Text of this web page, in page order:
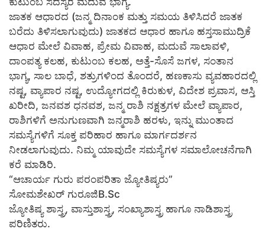
ಜಾತಕ ಆಧಾರದ (ಜನ್ಮ ದಿನಾಂಕ ಮತ್ತು ಸಮಯ ತಿಳಿಸಿದರೆ ಜಾತಕ
ಬರೆದು ತಿಳಿಸಲಾಗುವುದು) ಜಾತಕದ ಆಧಾರ ಹಾಗೂ ಹಸ್ತಸಾಮುದ್ರಿಕೆ
ಆಧಾರ ಮೇಲೆ ವಿವಾಹ, ಪ್ರೇಮ ವಿವಾಹ, ಮದುವೆ ಸಾಲಾವಳಿ,
ದಾಂಪತ್ಯ ಕಲಹ, ಕುಟುಂಬ ಕಲಹ, ಅತ್ತೆ-ಸೊಸೆ ಜಗಳ, ಸಂತಾನ
ಭಾಗ್ಯ, ಸಾಲ ಬಾಧೆ, ಶತ್ರುಗಳಿಂದ ತೊಂದರೆ, ಹಣಕಾಸು ವ್ಯವಹಾರದಲ್ಲಿ
ನಷ್ಟ, ವ್ಯಾಪಾರ ನಷ್ಟ, ಉದ್ಯೋಗದಲ್ಲಿ ಕಿರುಕುಳ, ವಿದೇಶ ಪ್ರವಾಸ, ಆಸ್ತಿ
ಖರೀದಿ, ಜನವಶ ಧನವಶ, ಜನ್ಮ ರಾಶಿ ನಕ್ಷತ್ರಗಳ ಮೇಲೆ ವ್ಯಾಪಾರ,
ರಾಶಿಗಳಿಗೆ ಅನುಗುಣವಾಗಿ ಜನ್ಮರಾಶಿ ಹರಳು, ಇನ್ನು ಮುಂತಾದ
ಸಮಸ್ಯೆಗಳಿಗೆ ಸೂಕ್ತ ಪರಿಹಾರ ಹಾಗೂ ಮಾರ್ಗದರ್ಶನ
ನೀಡಲಾಗುವುದು. ನಿಮ್ಮ ಯಾವುದೇ ಸಮಸ್ಯೆಗಳ ಸಮಾಲೋಚನೆಗಾಗಿ
ಕರೆ ಮಾಡಿರಿ.
“ಆಚಾರ್ಯ ಗುರು ಪರಂಪರಿತಾ ಜ್ಯೋತಿಷ್ಯರು”
ಸೋಮಶೇಖರ್ ಗುರೂಜಿB.Sc
ಜ್ಯೋತಿಷ್ಯ ಶಾಸ್ತ್ರ, ವಾಸ್ತುಶಾಸ್ತ್ರ, ಸಂಖ್ಯಾಶಾಸ್ತ್ರ ಹಾಗೂ ನಾಡಿಶಾಸ್ತ್ರ
ಪರಿಣಿತರು.